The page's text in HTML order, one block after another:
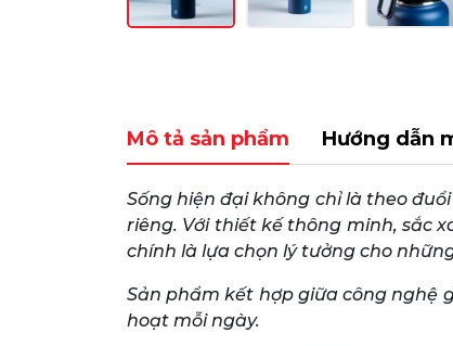
Mô tả sản phẩm Hướng dẫn
Sống hiện đại không chỉ là theo
riêng. Với thiết kế thông minh, sắc
chính là lựa chọn lý tưởng cho
Sản phẩm kết hợp giữa công nghệ
hoạt mỗi ngày.